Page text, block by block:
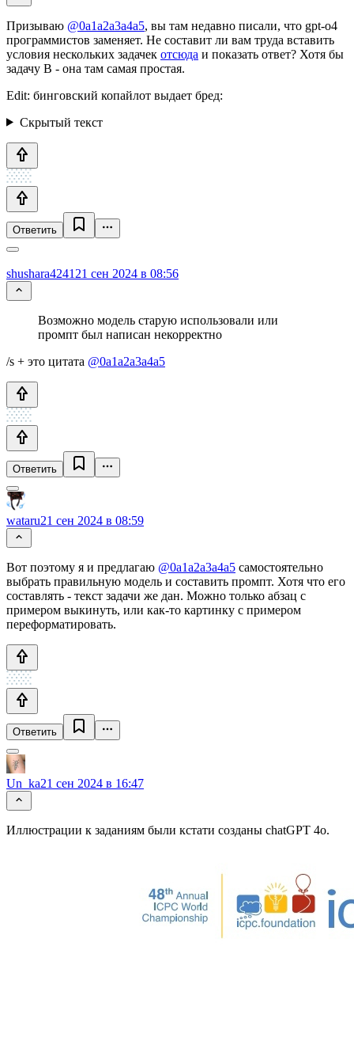
Призываю @0a1a2a3a4a5, вы там недавно писали, что gpt-o4
программистов заменяет. Не составит ли вам труда вставить
условия нескольких задачек отсюда и показать ответ? Хотя бы
задачу B - она там самая простая.
Edit: бинговский копайлот выдает бред:
Скрытый текст
Ответить
shushara4241 21 сен 2024 в 08:56
Возможно модель старую использовали или
промпт был написан некорректно
/s + это цитата @0a1a2a3a4a5
Ответить
wataru21 сен 2024 в 08:59
Вот поэтому я и предлагаю @0a1a2a3a4a5 самостоятельно
выбрать правильную модель и составить промпт. Хотя что его
составлять - текст задачи же дан. Можно только абзац с
примером выкинуть, или как-то картинку с примером
переформатировать.
Ответить
Un_ka21 сен 2024 в 16:47
Иллюстрации к заданиям были кстати созданы chatGPT 4o.